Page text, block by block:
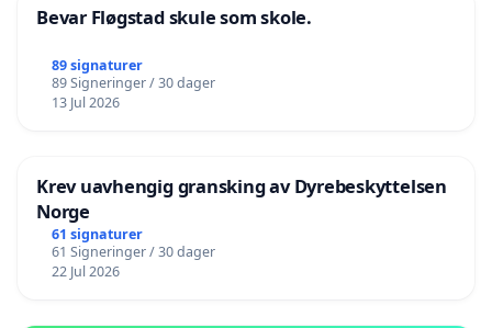
Bevar Fløgstad skule som skole.
89 signaturer
89 Signeringer / 30 dager
13 Jul 2026
Krev uavhengig gransking av Dyrebeskyttelsen
Norge
61 signaturer
61 Signeringer / 30 dager
22 Jul 2026